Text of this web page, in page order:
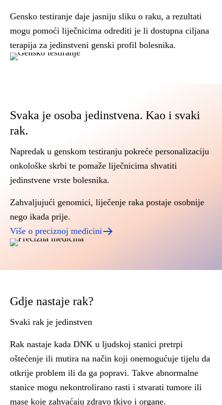
Gensko testiranje daje jasniju sliku o raku, a rezultati
mogu pomoći liječnicima odrediti je li dostupna ciljana
terapija za jedinstveni genski profil bolesnika.
Svaka je osoba jedinstvena. Kao i svaki
rak.
Napredak u genskom testiranju pokreće personalizaciju
onkološke skrbi te pomaže liječnicima shvatiti
jedinstvene vrste bolesnika.
Zahvaljujući genomici, liječenje raka postaje osobnije
nego ikada prije.
Više o preciznoj medicini
Gdje nastaje rak?
Svaki rak je jedinstven
Rak nastaje kada DNK u ljudskoj stanici pretrpi
oštećenje ili mutira na način koji onemogućuje tijelu da
otkrije problem ili da ga popravi. Takve abnormalne
stanice mogu nekontrolirano rasti i stvarati tumore ili
mase koje zahvaćaju zdravo tkivo i organe.